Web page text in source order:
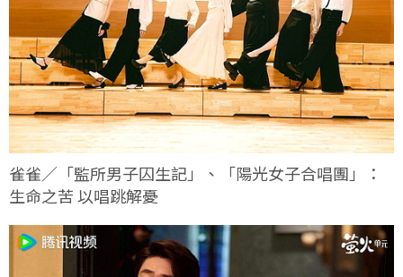
雀雀／「監所男子囚生記」、「陽光女子合唱團」：
生命之苦 以唱跳解憂